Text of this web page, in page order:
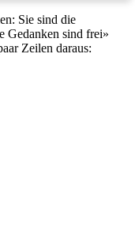
Sie sind die
Gedanken sind frei»
Zeilen daraus: